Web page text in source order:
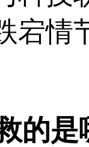
宕情
是